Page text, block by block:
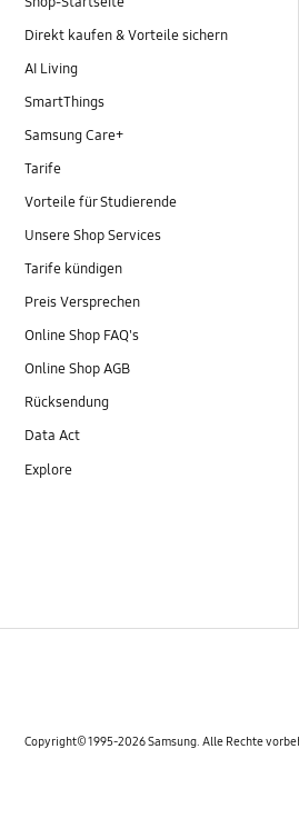
Direkt kaufen & Vorteile sichern
AI Living
SmartThings
Samsung Care+
Tarife
Vorteile für Studierende
Unsere Shop Services
Tarife kündigen
Preis Versprechen
Online Shop FAQ's
Online Shop AGB
Rücksendung
Data Act
Explore
Copyright© 1995-2026 Samsung. Alle Rechte